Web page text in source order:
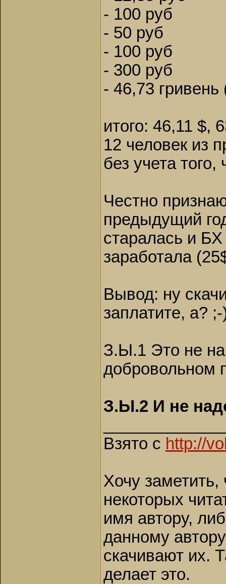
- 100 руб
- 50 руб
- 100 руб
- 300 руб
- 46,73
итого: 46,11 $,
12 человек из
без учета
Честно
предыдущий
старалась и
заработала
Вывод: ну
заплатите, а?
З.Ы.1 Это не
добровольном
З.Ы.2 И не
Взято с http://
Хочу
некоторых
имя автору,
данному
скачивают их.
делает это.